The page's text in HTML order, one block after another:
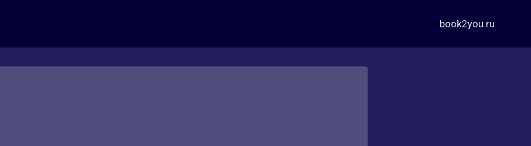
book2you.ru